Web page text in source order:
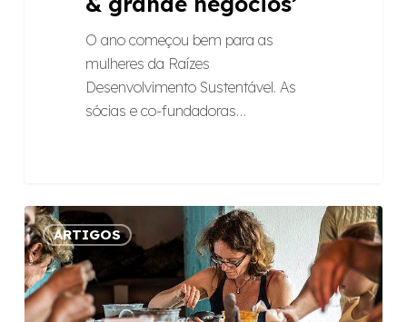
O ano começou bem para as
mulheres da Raízes
Desenvolvimento Sustentável. As
sócias e co-fundadoras…
Ético
e
transparente,
comércio
justo
ARTIGOS